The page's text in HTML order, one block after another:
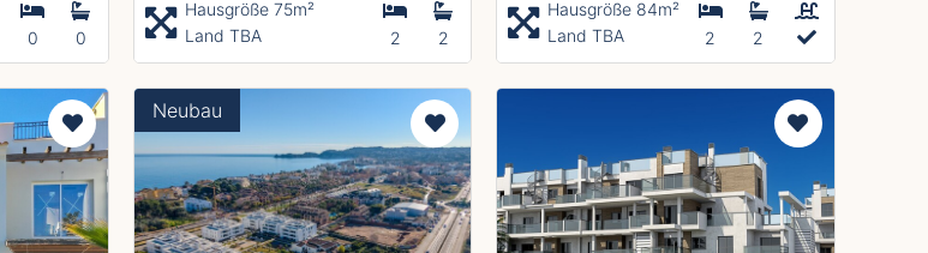
0 0
Hausgröße 75m²
Land TBA
2 2
Hausgröße 84m²
Land TBA
2 2
Neubau